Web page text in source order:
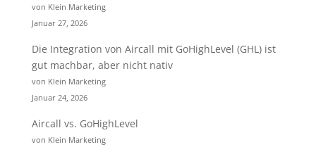
von Klein Marketing
Januar 27, 2026
Die Integration von Aircall mit GoHighLevel (GHL) ist
gut machbar, aber nicht nativ
von Klein Marketing
Januar 24, 2026
Aircall vs. GoHighLevel
von Klein Marketing